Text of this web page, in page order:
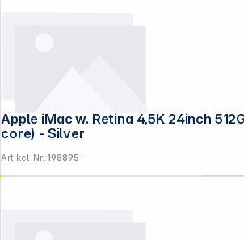
Apple iMac w. Retina 4,5K 24inch 512GB 24GB (M4 10-
core) - Silver
Artikel-Nr.:198895